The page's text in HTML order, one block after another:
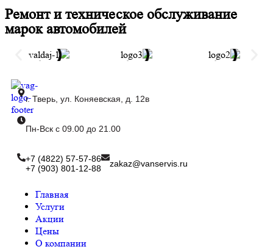
Ремонт и техническое обслуживание
марок автомобилей
г. Тверь, ул. Коняевская, д. 12в
Пн-Вск с 09.00 до 21.00
+7 (4822) 57-57-86
+7 (903) 801-12-88
zakaz@vanservis.ru
Главная
Услуги
Акции
Цены
О компании